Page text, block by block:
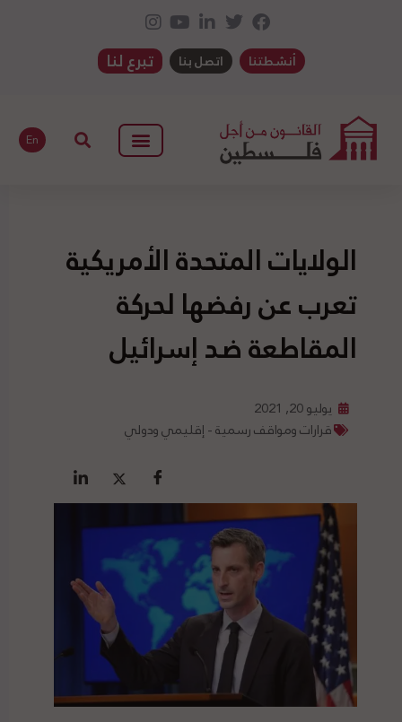
أنشطتنا اتصل بنا تبرع لنا
En
الولايات المتحدة الأمريكية
تعرب عن رفضها لحركة
المقاطعة ضد إسرائيل
يوليو 20, 2021
قرارات ومواقف رسمية - إقليمي ودولي